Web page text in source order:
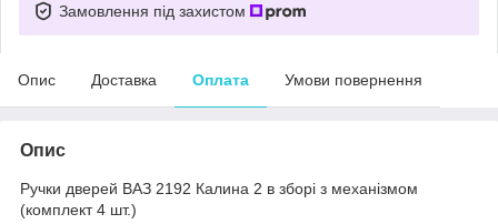
Замовлення під захистом
Опис Доставка Оплата Умови повернення
Опис
Ручки дверей ВАЗ 2192 Калина 2 в зборі з механізмом
(комплект 4 шт.)